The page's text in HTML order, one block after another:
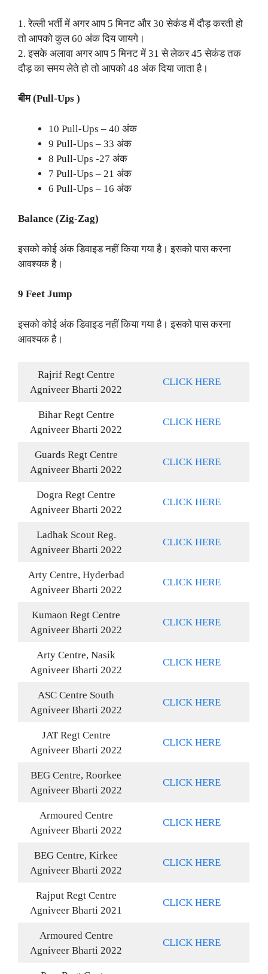
1. रेल्ली भर्ती में अगर आप 5 मिनट और 30 सेकंड में दौड़ करती हो
तो आपको कुल 60 अंक दिय जायगे।
2. इसके अलावा अगर आप 5 मिनट में 31 से लेकर 45 सेकंड तक
दौड़ का समय लेते हो तो आपको 48 अंक दिया जाता है।
बीम (Pull-Ups )
10 Pull-Ups – 40 अंक
9 Pull-Ups – 33 अंक
8 Pull-Ups -27 अंक
7 Pull-Ups – 21 अंक
6 Pull-Ups – 16 अंक
Balance (Zig-Zag)
इसको कोई अंक डिवाइड नहीं किया गया है। इसको पास करना
आवश्यक है।
9 Feet Jump
इसको कोई अंक डिवाइड नहीं किया गया है। इसको पास करना
आवश्यक है।
Rajrif Regt Centre
Agniveer Bharti 2022
CLICK HERE
Bihar Regt Centre
Agniveer Bharti 2022
CLICK HERE
Guards Regt Centre
Agniveer Bharti 2022
CLICK HERE
Dogra Regt Centre
Agniveer Bharti 2022
CLICK HERE
Ladhak Scout Reg.
Agniveer Bharti 2022
CLICK HERE
Arty Centre, Hyderbad
Agniveer Bharti 2022
CLICK HERE
Kumaon Regt Centre
Agniveer Bharti 2022
CLICK HERE
Arty Centre, Nasik
Agniveer Bharti 2022
CLICK HERE
ASC Centre South
Agniveer Bharti 2022
CLICK HERE
JAT Regt Centre
Agniveer Bharti 2022
CLICK HERE
BEG Centre, Roorkee
Agniveer Bharti 2022
CLICK HERE
Armoured Centre
Agniveer Bharti 2022
CLICK HERE
BEG Centre, Kirkee
Agniveer Bharti 2022
CLICK HERE
Rajput Regt Centre
Agniveer Bharti 2021
CLICK HERE
Armoured Centre
Agniveer Bharti 2022
CLICK HERE